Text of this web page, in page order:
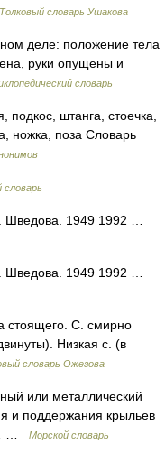
Толковый словарь Ушакова
деле: положение тела
руки опущены и
словарь
штанга, стоечка,
ножка, поза Словарь
словарь
Шведова. 1949 1992 …
Шведова. 1949 1992 …
стоящего. С. смирно
Низкая с. (в
словарь Ожегова
или металлический
и поддержания крыльев
…
Морской словарь